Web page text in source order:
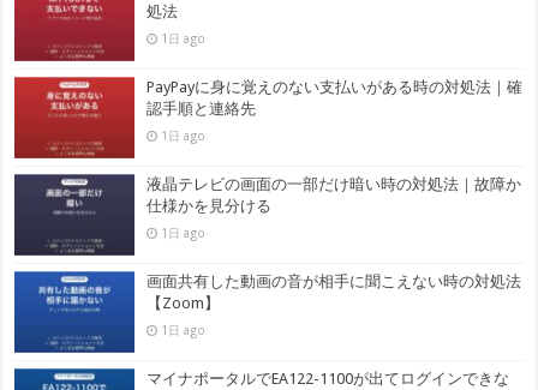
処法
1日 ago
PayPayに身に覚えのない支払いがある時の対処法｜確
認手順と連絡先
1日 ago
液晶テレビの画面の一部だけ暗い時の対処法｜故障か
仕様かを見分ける
1日 ago
画面共有した動画の音が相手に聞こえない時の対処法
【Zoom】
1日 ago
マイナポータルでEA122-1100が出てログインできな